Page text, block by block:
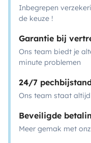
Inbegrepen
de keuze !
Garantie bij
Ons team biedt je
minute problemen
24/7
Ons team staat
Beveiligde
Meer gemak met